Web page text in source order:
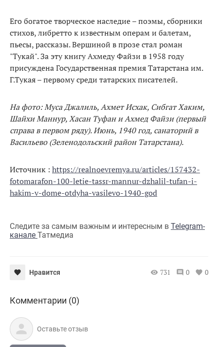
Его богатое творческое наследие – поэмы, сборники
стихов, либретто к известным операм и балетам,
пьесы, рассказы. Вершиной в прозе стал роман
"Тукай". За эту книгу Ахмеду Файзи в 1958 году
присуждена Государственная премия Татарстана им.
Г.Тукая – первому среди татарских писателей.
На фото: Муса Джалиль, Ахмет Исхак, Сибгат Хаким,
Шайхи Маннур, Хасан Туфан и Ахмед Файзи (первый
справа в первом ряду). Июнь, 1940 год, санаторий в
Васильево (Зеленодольский район Татарстана).
Источник : https://realnoevremya.ru/articles/157432-
fotomarafon-100-letie-tassr-mannur-dzhalil-tufan-i-
hakim-v-dome-otdyha-vasilevo-1940-god
Следите за самым важным и интересным в Telegram-
канале Татмедиа
Нравится 731 0 0
Комментарии (0)